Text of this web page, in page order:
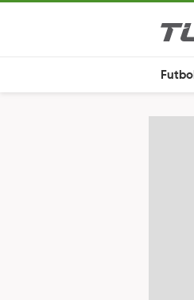
Futbol